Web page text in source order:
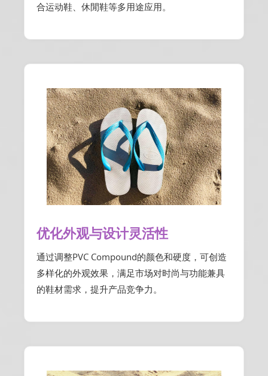
合运动鞋、休閒鞋等多用途应用。
优化外观与设计灵活性
通过调整PVC Compound的颜色和硬度，可创造
多样化的外观效果，满足市场对时尚与功能兼具
的鞋材需求，提升产品竞争力。